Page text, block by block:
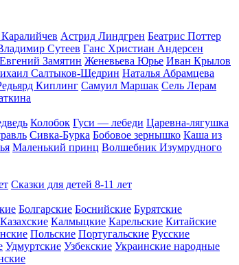
Астрид Линдгрен Беатрис Поттер
Сутеев Ганс Христиан Андерсен
Евгений Замятин Женевьева Юрье Иван Крылов
Салтыков-Щедрин Наталья Абрамцева
Киплинг Самуил Маршак Сель Лерам
Колобок Гуси — лебеди Царевна-лягушка
Сивка-Бурка Бобовое зернышко Каша из
Маленький принц Волшебник Изумрудного
Сказки для детей 8-11 лет
Болгарские Боснийские Бурятские
Казахские Калмыцкие Карельские Китайские
Польские Португальские Русские
Удмуртские Узбекские Украинские народные